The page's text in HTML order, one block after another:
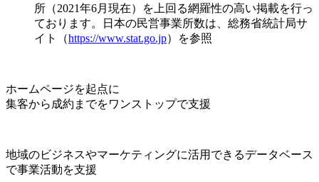
所（2021年6月現在）を上回る網羅性の高い掲載を行っ
ております。日本の民営事業所数は、総務省統計局サ
イト（https://www.stat.go.jp）を参照
ホームページを起点に
集客から成約までをワンストップで支援
地域のビジネスやマーケティングに活用できるデータベース
で事業活動を支援